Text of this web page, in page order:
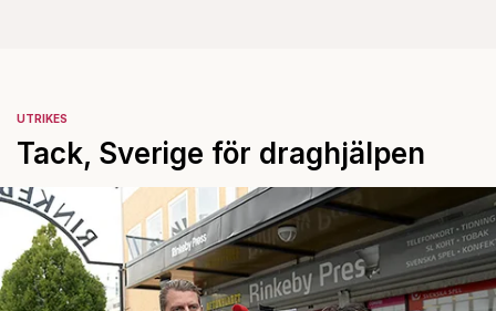
UTRIKES
Tack, Sverige för draghjälpen